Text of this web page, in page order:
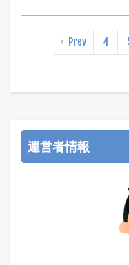
Prev 4
運営者情報